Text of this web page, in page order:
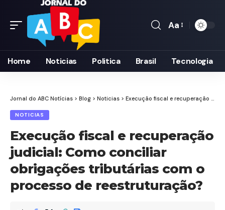
Font
Aa
Home Noticias Politica Brasil Tecnologia
Jornal do ABC Notícias > Blog > Noticias > Execução fiscal e recuperação judicial: Como conciliar obrigações tributárias com o processo de reestruturação?
NOTICIAS
Execução fiscal e recuperação
judicial: Como conciliar
obrigações tributárias com o
processo de reestruturação?